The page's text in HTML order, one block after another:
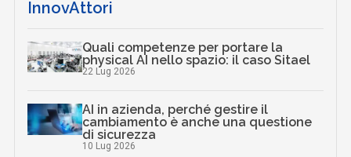
InnovAttori
Quali competenze per portare la
physical AI nello spazio: il caso Sitael
22 Lug 2026
AI in azienda, perché gestire il
cambiamento è anche una questione
di sicurezza
10 Lug 2026